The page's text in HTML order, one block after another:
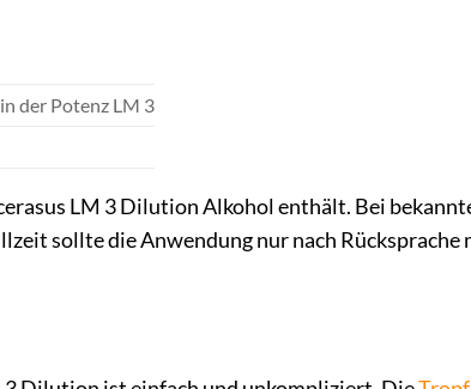
der Potenz LM 3
LM 3 Dilution Alkohol enthält. Bei
sollte die Anwendung nur nach